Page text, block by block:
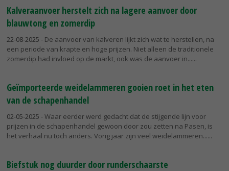
Kalveraanvoer herstelt zich na lagere aanvoer door
blauwtong en zomerdip
22-08-2025 - De aanvoer van kalveren lijkt zich wat te herstellen, na
een periode van krapte en hoge prijzen. Niet alleen de traditionele
zomerdip had invloed op de markt, ook was de aanvoer in...
Geïmporteerde weidelammeren gooien roet in het eten
van de schapenhandel
02-05-2025 - Waar eerder werd gedacht dat de stijgende lijn voor
prijzen in de schapenhandel gewoon door zou zetten na Pasen, is
het verhaal nu toch anders. Vorig jaar zijn veel weidelammeren...
Biefstuk nog duurder door runderschaarste